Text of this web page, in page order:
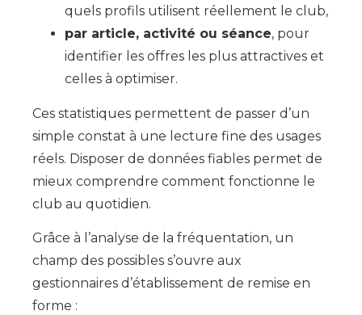
quels profils utilisent réellement le club,
par article, activité ou séance, pour
identifier les offres les plus attractives et
celles à optimiser.
Ces statistiques permettent de passer d’un
simple constat à une lecture fine des usages
réels. Disposer de données fiables permet de
mieux comprendre comment fonctionne le
club au quotidien.
Grâce à l’analyse de la fréquentation, un
champ des possibles s’ouvre aux
gestionnaires d’établissement de remise en
forme :